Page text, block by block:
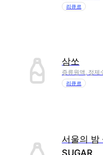
리큐르
삼쏘
증류원액, 정제
리큐르
서울의 밤